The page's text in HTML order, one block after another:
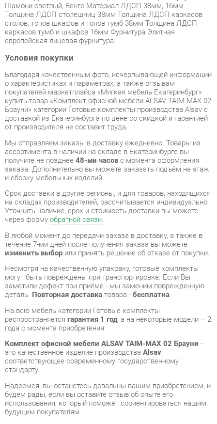
европейская лицевая фурнитура.
Условия покупки
Благодаря качественным фото, исчерпывающей информации
о характеристиках и параметрах, а также отзывам
покупателей маркетплэйса «Мягкая мебель Екатеринбург»
купить товар «Комплект офисной мебели ALSAV TAIM-MAX 02
Брауни» категории Готовые комплекты производства Alsav с
доставкой из Екатеринбурга по цене со скидкой и гарантией
от производителя не составит труда.
Мы отправляем заказы в доставку ежедневно. Товары из
ассортимента в наличии на складе в Екатеринбурге вы
получите не позднее48-ми часовс момента оформления
заказа. Дополнительно вы можете заказать подъём на этаж
Срок доставки в другие регионы, и для товаров, находящихся
на складах производителей, рассчитывается индивидуально.
Уточнить наличие, срок и стоимость доставки вы можете
через формуобратной связи.
В любой момент до передачи заказа в доставку, а также в
течение 7-ми дней после получения заказа вы можете
изменить выборили принять решение об отказе от покупки.
Несмотря на качественную упаковку, готовые комплекты
могут быть повреждены при транспортировке. Если Вы
заметили дефект при приёме - мы заменим поврежденную
деталь.Повторная доставкатовара -бесплатна.
распространяетсягарантия 1 год, а на некоторые модели – 2
года с момента приобретения.
Комплект офисной мебели ALSAV TAIM-MAX 02 Брауни
соответствующее современному государственному
стандарту.
будем рады, если вы оставите отзыв об опыте его
использования, который поможет сориентироваться нашим
будущим покупателям.
Кроме формы
консультацию, фото и видеообзор продукции вы можете по
e-mail, телефону в Екатеринбурге и через мессенджеры
Telegram и WhatsApp.
Готовые комплекты также можно сравнить между собой в